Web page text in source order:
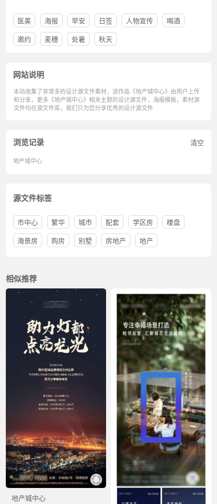
医美 海报 早安 日签 人物宣传
喝酒
邀约
麦穗 处暑 秋天
网站说明
本站收集了非常多的设计源文件素材，该作品《地产城中心》由用户上传
和分享，更多《地产城中心》相关主题的设计源文件，海报模板，素材源
文件均在源文件库，我们只为您分享优秀的设计源文件
浏览记录 清空
地产城中心
源文件标签
市中心 繁华 城市 配套 学区房
楼盘
海景房
购房 别墅 房地产 地产
相似推荐
地产城中心